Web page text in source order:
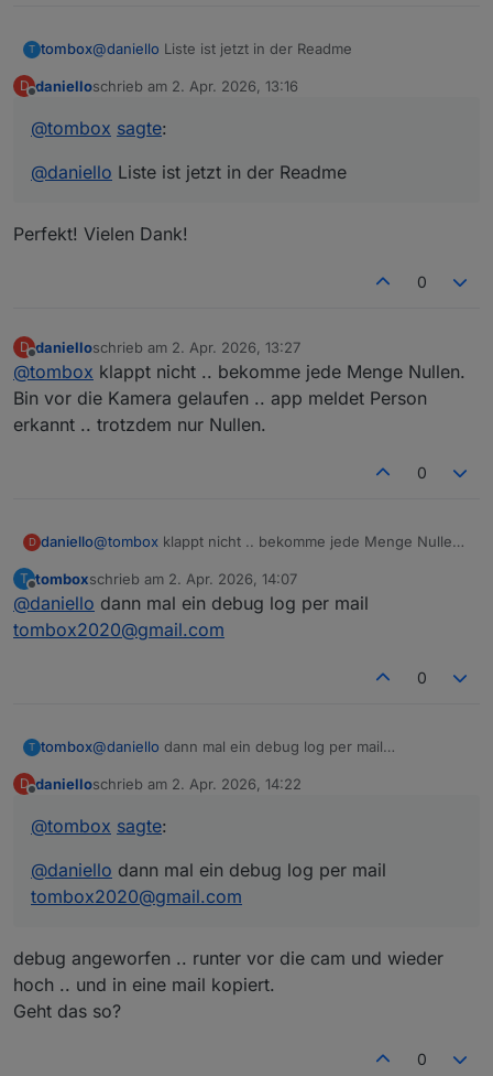
T tombox@daniello Liste ist jetzt in der Readme
D danielloschrieb am 2. Apr. 2026, 13:16
zuletzt editiert von
@tombox sagte:
@daniello Liste ist jetzt in der Readme
Perfekt! Vielen Dank!
0
D
Offline
danielloschrieb am 2. Apr. 2026, 13:27
zuletzt editiert von
@tombox klappt nicht .. bekomme jede Menge Nullen.
Bin vor die Kamera gelaufen .. app meldet Person
erkannt .. trotzdem nur Nullen.
0
D daniello@tombox klappt nicht .. bekomme jede Menge Nullen.
erkannt .. trotzdem nur Nullen.
T
Offline
tomboxschrieb am 2. Apr. 2026, 14:07
zuletzt editiert von
@daniello dann mal ein debug log per mail
tombox2020@gmail.com
0
T tombox@daniello dann mal ein debug log per mail
D danielloschrieb am 2. Apr. 2026, 14:22
zuletzt editiert von
@tombox sagte:
@daniello dann mal ein debug log per mail
tombox2020@gmail.com
debug angeworfen .. runter vor die cam und wieder
hoch .. und in eine mail kopiert.
Geht das so?
0